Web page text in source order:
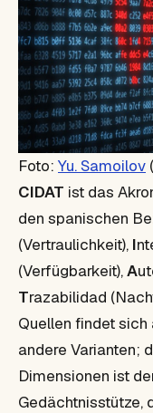
Foto: Yu. Samoilov
CIDAT ist das
den spanischen
(Vertraulichkeit), I
(Verfügbarkeit),A
Trazabilidad
Quellen findet sich
andere Varianten;
Dimensionen ist
Gedächtnisstütze,